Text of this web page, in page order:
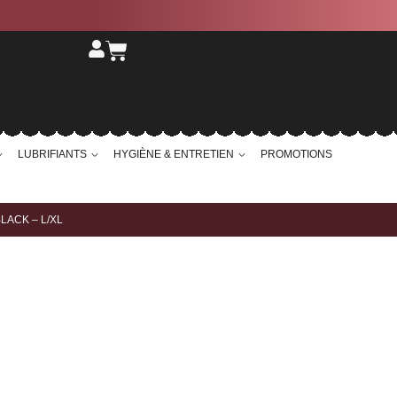
LUBRIFIANTS HYGIÈNE & ENTRETIEN PROMOTIONS
– L/XL